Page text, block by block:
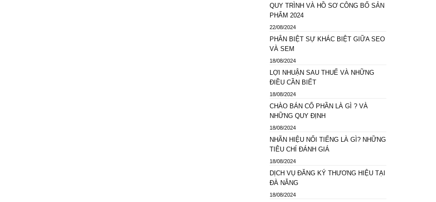
QUY TRÌNH VÀ HỒ SƠ CÔNG BỐ SẢN
PHẨM 2024
22/08/2024
PHÂN BIỆT SỰ KHÁC BIỆT GIỮA SEO
VÀ SEM
18/08/2024
LỢI NHUẬN SAU THUẾ VÀ NHỮNG
ĐIỀU CẦN BIẾT
18/08/2024
CHÀO BÁN CỔ PHẦN LÀ GÌ ? VÀ
NHỮNG QUY ĐỊNH
18/08/2024
NHÃN HIỆU NỔI TIẾNG LÀ GÌ? NHỮNG
TIÊU CHÍ ĐÁNH GIÁ
18/08/2024
DỊCH VỤ ĐĂNG KÝ THƯƠNG HIỆU TẠI
ĐÀ NẴNG
18/08/2024